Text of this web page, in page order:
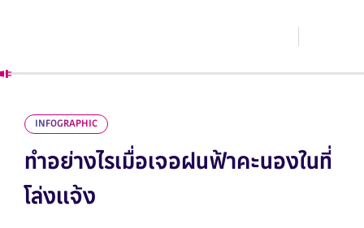
INFOGRAPHIC
ทำอย่างไรเมื่อเจอฝนฟ้าคะนองในที่
โล่งแจ้ง